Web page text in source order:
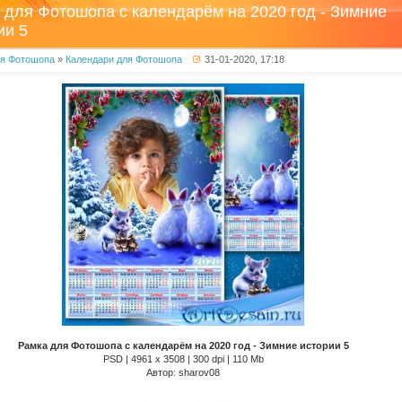
для Фотошопа с календарём на 2020 год - Зимние
5
Фотошопа » Календари для Фотошопа 31-01-2020, 17:18
Рамка для Фотошопа с календарём на 2020 год - Зимние истории 5
PSD | 4961 х 3508 | 300 dpi | 110 Mb
Автор: sharov08